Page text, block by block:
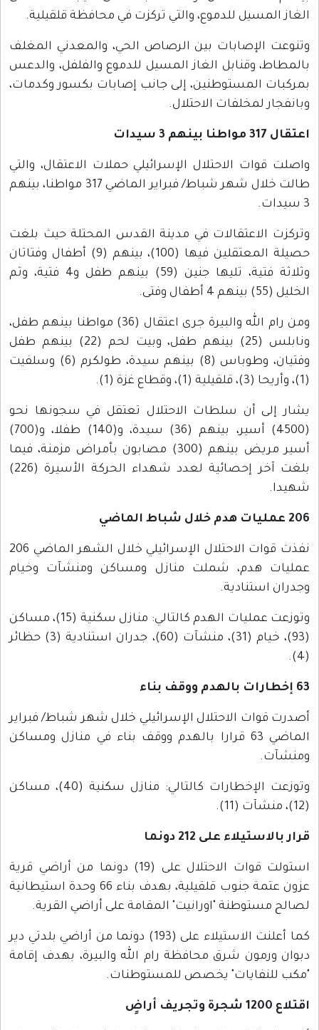
الغاز المسيل للدموع، والتي تركزت في محافظة قلقيلية.
وتنوعت الإصابات بين الرصاص الحي، والمعدني المغلف
بالمطاط، وقنابل الغاز المسيل للدموع والفلفل، والدعس
بمركبات المستوطنين، إلى جانب إصابات بكسور وكدمات،
وبانفجار لمخلفات الاحتلال.
اعتقال 317 مواطنا بينهم 3 سيدات
واصلت قوات الاحتلال الإسرائيلي حملات الاعتقال، والتي
طالت خلال شهر شباط/ فبراير الماضي 317 مواطنا، بينهم
3 سيدات.
وتركزت الاعتقالات في مدينة القدس المحتلة حيث بلغت
حصيلة المعتقلين فيها (100)، بينهم (9) أطفال وفتاتان
وثلاثة فتية، تليها جنين (59) بينهم طفل و4 فتية، وثم
الخليل (55) بينهم 4 أطفال وفتى.
ومن رام الله والبيرة جرى اعتقال (36) مواطنا بينهم طفل،
ونابلس (25) بينهم طفل، وبيت لحم (22) بينهم طفل
وفتيان، وطوباس (8) بينهم سيدة، طولكرم (6) وسلفيت
(1)، وأريحا (3)، قلقيلية (1)، وقطاع غزة (1).
يشار إلى أن سلطات الاحتلال تعتقل في سجونها نحو
(4500) أسير، بينهم (36) سيدة، و(140) طفلا، و(700)
أسير مريض بينهم (300) مصابون بأمراض مزمنة، فيما
بلغت آخر إحصائية لعدد شهداء الحركة الأسيرة (226)
شهيدا.
206 عمليات هدم خلال شباط الماضي
نفذت قوات الاحتلال الإسرائيلي خلال الشهر الماضي 206
عمليات هدم، شملت منازل ومساكن ومنشآت وخيام
وجدران استنادية.
وتوزعت عمليات الهدم كالتالي: منازل سكنية (15)، مساكن
(93)، خيام (31)، منشآت (60)، جدران استنادية (3) حظائر
(4).
63 إخطارات بالهدم ووقف بناء
أصدرت قوات الاحتلال الإسرائيلي خلال شهر شباط/ فبراير
الماضي 63 قرارا بالهدم ووقف بناء في منازل ومساكن
ومنشآت.
وتوزعت الإخطارات كالتالي: منازل سكنية (40)، مساكن
(12)، منشآت (11).
قرار بالاستيلاء على 212 دونما
استولت قوات الاحتلال على (19) دونما من أراضي قرية
عزون عتمة جنوب قلقيلية، بهدف بناء 66 وحدة استيطانية
لصالح مستوطنة "اورانيت" المقامة على أراضي القرية.
كما أعلنت الاستيلاء على (193) دونما من أراضي بلدتي دير
دبوان ورمون شرق محافظة رام الله والبيرة، بهدف إقامة
"مكب للنفايات" يخصص للمستوطنات.
اقتلاع 1200 شجرة وتجريف أراضٍ